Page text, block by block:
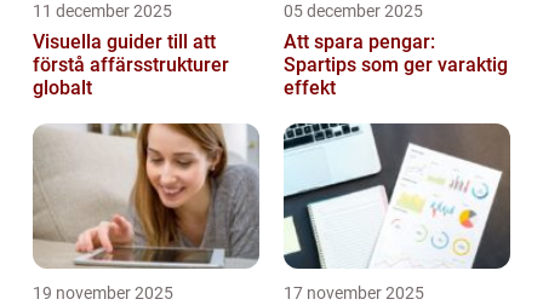
11 december 2025
Visuella guider till att
förstå affärsstrukturer
globalt
05 december 2025
Att spara pengar:
Spartips som ger varaktig
effekt
19 november 2025 17 november 2025